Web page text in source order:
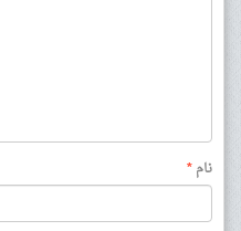
نام*